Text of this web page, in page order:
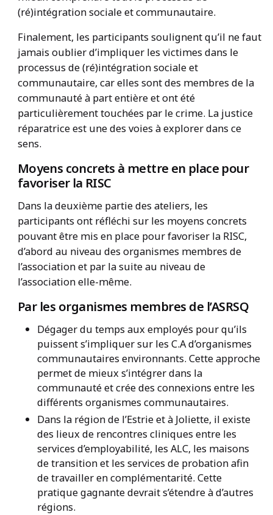
(ré)intégration sociale et communautaire.
Finalement, les participants soulignent qu’il ne faut
jamais oublier d’impliquer les victimes dans le
processus de (ré)intégration sociale et
communautaire, car elles sont des membres de la
communauté à part entière et ont été
particulièrement touchées par le crime. La justice
réparatrice est une des voies à explorer dans ce
sens.
Moyens concrets à mettre en place pour
favoriser la RISC
Dans la deuxième partie des ateliers, les
participants ont réfléchi sur les moyens concrets
pouvant être mis en place pour favoriser la RISC,
d’abord au niveau des organismes membres de
l’association et par la suite au niveau de
l’association elle-même.
Par les organismes membres de l’ASRSQ
Dégager du temps aux employés pour qu’ils
puissent s’impliquer sur les C.A d’organismes
communautaires environnants. Cette approche
permet de mieux s’intégrer dans la
communauté et crée des connexions entre les
différents organismes communautaires.
Dans la région de l’Estrie et à Joliette, il existe
des lieux de rencontres cliniques entre les
services d’employabilité, les ALC, les maisons
de transition et les services de probation afin
de travailler en complémentarité. Cette
pratique gagnante devrait s’étendre à d’autres
régions.